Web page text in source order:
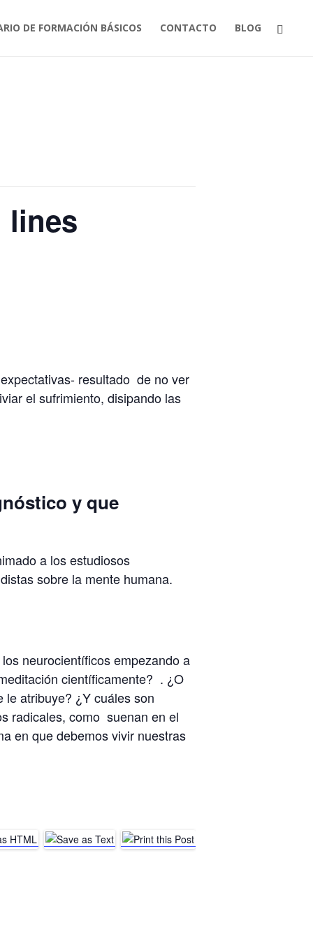
DE FORMACIÓN BÁSICOS CONTACTO BLOG
lines
resultado de no ver
el sufrimiento, disipando las
y que
a los estudiosos
sobre la mente humana.
neurocientíficos empezando a
científicamente? . ¿O
atribuye? ¿Y cuáles son
radicales, como suenan en el
en que debemos vivir nuestras